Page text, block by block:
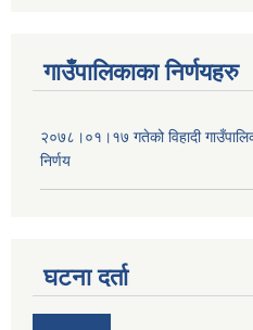
गाउँपालिकाका निर्णयहरु
२०७८।०१।१७ गतेको विहादी
निर्णय
घटना दर्ता